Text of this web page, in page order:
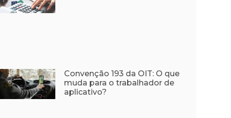
Convenção 193 da OIT: O que
muda para o trabalhador de
aplicativo?